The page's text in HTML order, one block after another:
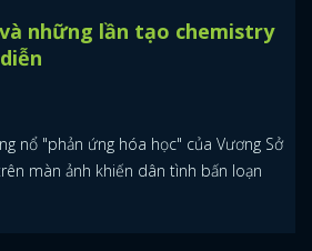
những lần tạo chemistry
nổ "phản ứng hóa học" của Vương Sở
màn ảnh khiến dân tình bấn loạn